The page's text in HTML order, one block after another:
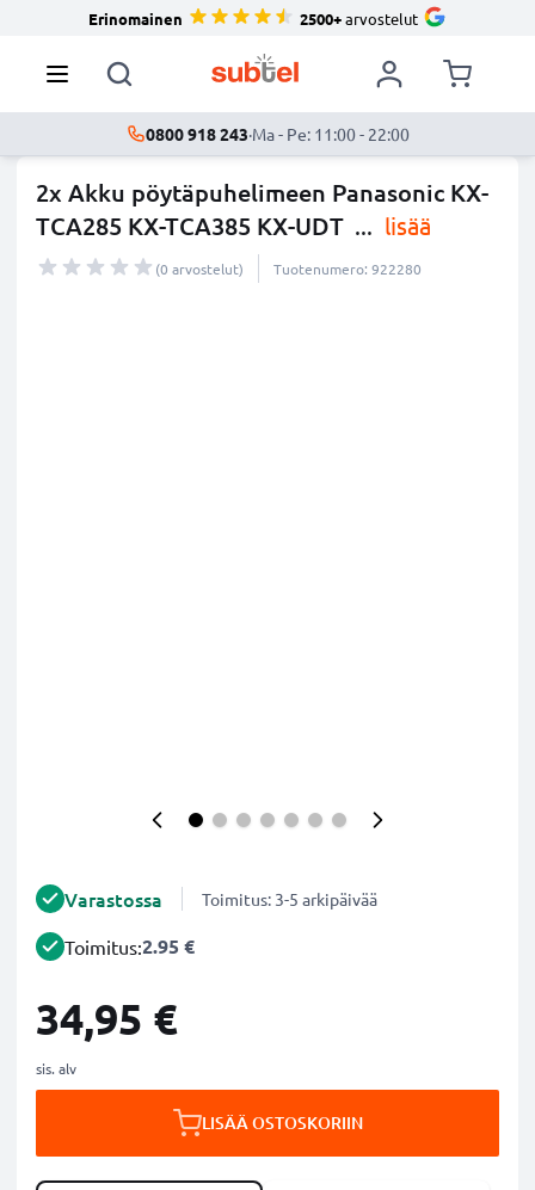
Erinomainen 2500+arvostelut
0800 918 243·Ma - Pe: 11:00 - 22:00
2x Akku pöytäpuhelimeen Panasonic KX-
TCA285 KX-TCA385 KX-UDT ... lisää
(0 arvostelut) Tuotenumero: 922280
Varastossa Toimitus: 3-5 arkipäivää
Toimitus:2.95 €
34,95 €
sis. alv
LISÄÄ OSTOSKORIIN